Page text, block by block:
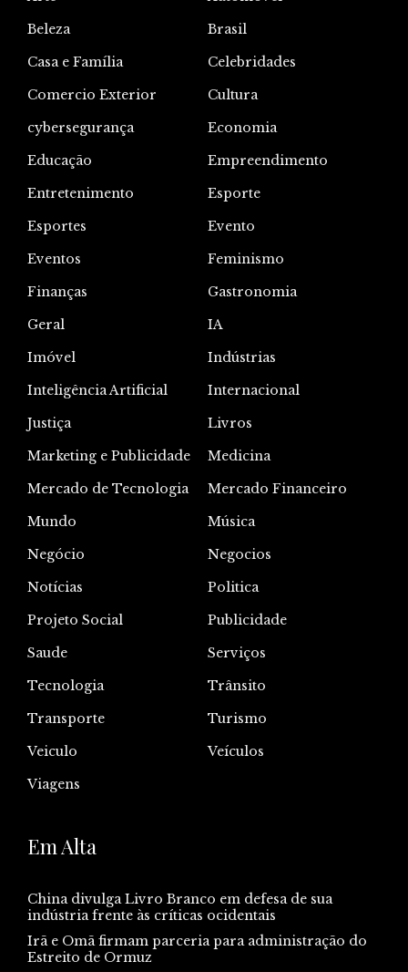
Beleza
Brasil
Casa e Família
Celebridades
Comercio Exterior
Cultura
cybersegurança
Economia
Educação
Empreendimento
Entretenimento
Esporte
Esportes
Evento
Eventos
Feminismo
Finanças
Gastronomia
Geral
IA
Imóvel
Indústrias
Inteligência Artificial
Internacional
Justiça
Livros
Marketing e Publicidade
Medicina
Mercado de Tecnologia
Mercado Financeiro
Mundo
Música
Negócio
Negocios
Notícias
Politica
Projeto Social
Publicidade
Saude
Serviços
Tecnologia
Trânsito
Transporte
Turismo
Veiculo
Veículos
Viagens
Em Alta
China divulga Livro Branco em defesa de sua
indústria frente às críticas ocidentais
Irã e Omã firmam parceria para administração do
Estreito de Ormuz